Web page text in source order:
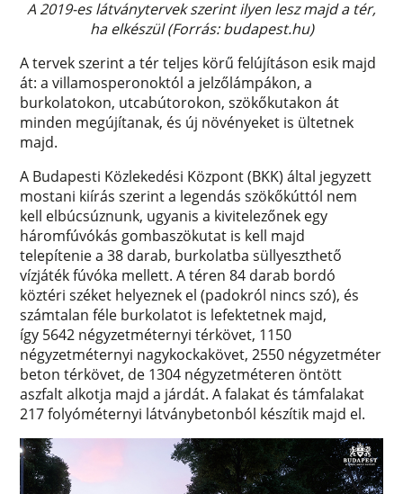
A 2019-es látványtervek szerint ilyen lesz majd a tér,
ha elkészül (Forrás: budapest.hu)
A tervek szerint a tér teljes körű felújításon esik majd
át: a villamosperonoktól a jelzőlámpákon, a
burkolatokon, utcabútorokon, szökőkutakon át
minden megújítanak, és új növényeket is ültetnek
majd.
A Budapesti Közlekedési Központ (BKK) által jegyzett
mostani kiírás szerint a legendás szökőkúttól nem
kell elbúcsúznunk, ugyanis a kivitelezőnek egy
háromfúvókás gombaszökutat is kell majd
telepítenie a 38 darab, burkolatba süllyeszthető
vízjáték fúvóka mellett. A téren 84 darab bordó
köztéri széket helyeznek el (padokról nincs szó), és
számtalan féle burkolatot is lefektetnek majd,
így 5642 négyzetméternyi térkövet, 1150
négyzetméternyi nagykockakövet, 2550 négyzetméter
beton térkövet, de 1304 négyzetméteren öntött
aszfalt alkotja majd a járdát. A falakat és támfalakat
217 folyóméternyi látványbetonból készítik majd el.